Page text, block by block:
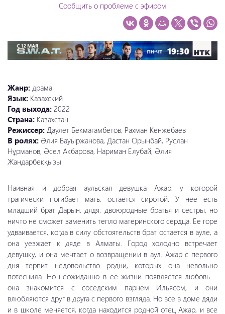
Сообщить о проблеме с эфиром
Жанр: драма
Язык: Казахский
Год выхода: 2022
Страна: Казахстан
Режиссер: Даулет Бекмағамбетов, Рахман Кенжебаев
В ролях: Әлия Бауыржанова, Дастан Орынбай, Руслан
Нұрманов, Әсел Акбарова, Нариман Елубай, Әлия
Жандарбекқызы
Наивная и добрая аульская девушка Ажар, у которой
трагически погибает мать, остается сиротой. У нее есть
младший брат Дарын, дядя, двоюродные братья и сестры, но
ничто не сможет заменить тепло материнского сердца. Ее горе
удваивается, когда в силу обстоятельств брат остается в ауле, а
она уезжает к дяде в Алматы. Город холодно встречает
девушку, и она мечтает о возвращении в аул. Ажар с первого
дня терпит недовольство родни, которых она невольно
потеснила. Но неожиданно в ее жизни появляется любовь –
она знакомится с соседским парнем Ильясом, и они
влюбляются друг в друга с первого взгляда. Но все в доме дяди
и в школе меняется, когда находится родной отец Ажар, и все